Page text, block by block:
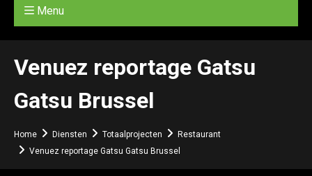
Menu
Venuez reportage Gatsu
Gatsu Brussel
Home Diensten Totaalprojecten
Restaurant
Venuez reportage Gatsu Gatsu Brussel